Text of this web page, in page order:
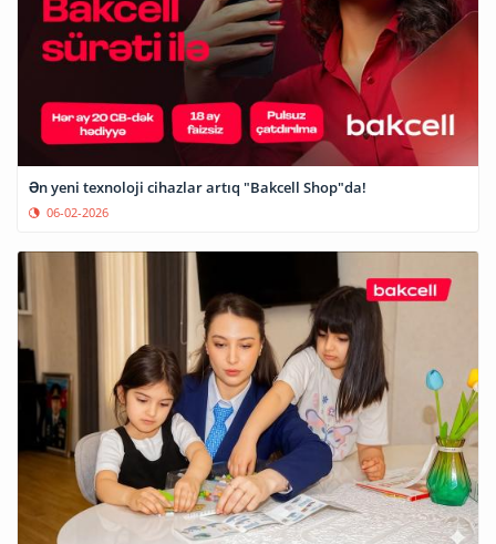
Ən yeni texnoloji cihazlar artıq "Bakcell Shop"da!
06-02-2026